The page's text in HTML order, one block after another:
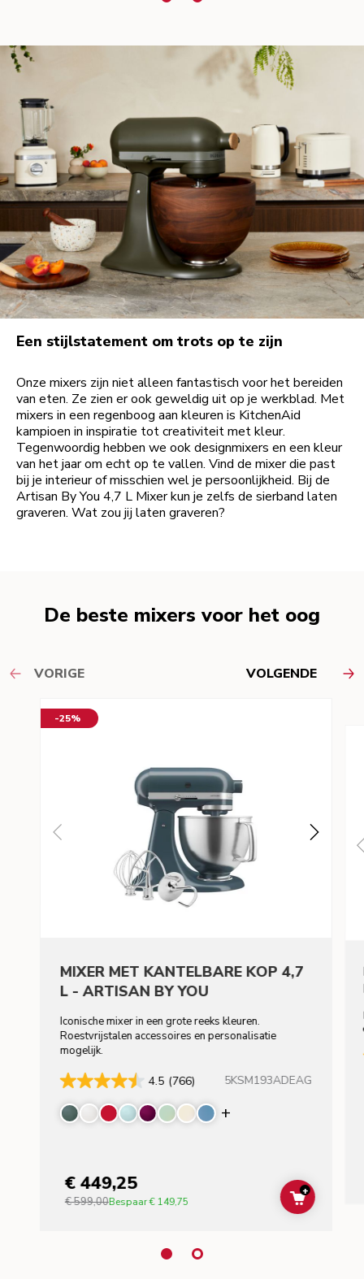
Een stijlstatement om trots op te zijn
Onze mixers zijn niet alleen fantastisch voor het bereiden
van eten. Ze zien er ook geweldig uit op je werkblad. Met
mixers in een regenboog aan kleuren is KitchenAid
kampioen in inspiratie tot creativiteit met kleur.
Tegenwoordig hebben we ook designmixers en een kleur
van het jaar om echt op te vallen. Vind de mixer die past
bij je interieur of misschien wel je persoonlijkheid. Bij de
Artisan By You 4,7 L Mixer kun je zelfs de sierband laten
graveren. Wat zou jij laten graveren?
De beste mixers voor het oog
VORIGE VOLGENDE
-25%
MIXER MET KANTELBARE KOP 4,7
L - ARTISAN BY YOU
Iconische mixer in een grote reeks kleuren.
Roestvrijstalen accessoires en personalisatie
mogelijk.
4.5 (766) 5KSM193ADEAG
Display more
€ 449,25
€ 599,00Bespaar€ 149,75 ADD TO
+